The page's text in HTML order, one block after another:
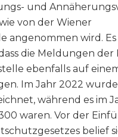
und
von der Wiener
angenommen wird. Es
die Meldungen der
ebenfalls auf
Im Jahr 2022
während es im
waren. Vor der
belief